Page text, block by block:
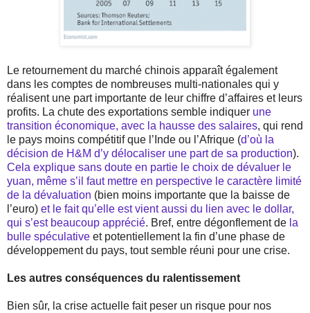
Le retournement du marché chinois apparaît également
dans les comptes de nombreuses multi-nationales qui y
réalisent une part importante de leur chiffre d’affaires et leurs
profits. La chute des exportations semble indiquer une
transition économique, avec la hausse des salaires, qui rend
le pays moins compétitif que l’Inde ou l’Afrique (d’où la
décision de H&M d’y délocaliser une part de sa production).
Cela explique sans doute en partie le choix de dévaluer le
yuan, même s’il faut mettre en perspective le caractère limité
de la dévaluation (bien moins importante que la baisse de
l’euro) et le fait qu’elle est vient aussi du lien avec le dollar,
qui s’est beaucoup apprécié. Bref, entre dégonflement de la
bulle spéculative et potentiellement la fin d’une phase de
développement du pays, tout semble réuni pour une crise.
Les autres conséquences du ralentissement
Bien sûr, la crise actuelle fait peser un risque pour nos